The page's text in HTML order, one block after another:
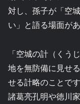
対し、孫子が「空
い」と語る場面があ
「空城の計（くう
地を無防備に見せ
せる計略のことです
諸葛亮孔明や徳川